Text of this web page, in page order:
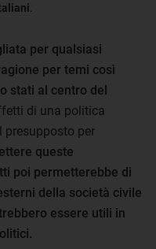
per qualsiasi
per temi così
stati al centro del
di una politica
presupposto per
queste
poi permetterebbe di
della società civile
essere utili in